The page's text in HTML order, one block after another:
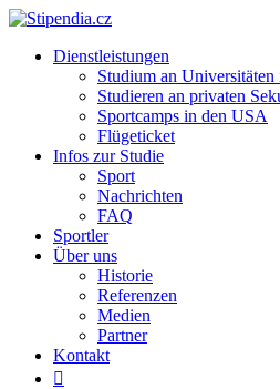
Dienstleistungen
Studium an
Studieren an privaten
Sportcamps in den USA
Flügeticket
Infos zur Studie
Sport
Nachrichten
FAQ
Sportler
Über uns
Historie
Referenzen
Medien
Partner
Kontakt
